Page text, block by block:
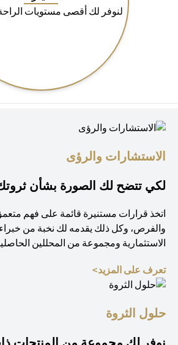
لنوفر لك أقصى مستويات
الاستشارات والرؤى
لكي تتضح لك الصورة بشأن
اتخذ قرارات مستنيرة قائمة على فهم
والفرص، وكل ذلك يقدمه لك نخبة من
الاستثمارية ومجموعة من المحللين
تعرف على المزيد>
حلول الثروة